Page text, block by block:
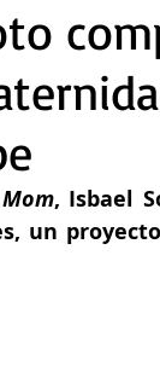
, Isbael
un